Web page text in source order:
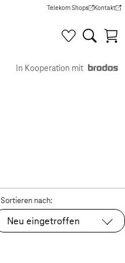
Telekom Shops
(Wird in einem neuen Tab
Kontakt
(Wird in
In Kooperation mit
Sortieren nach:
Ausgewählt:
Neu eingetroffen